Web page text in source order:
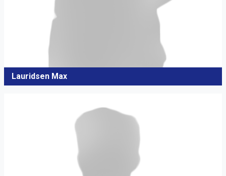
Lauridsen Max